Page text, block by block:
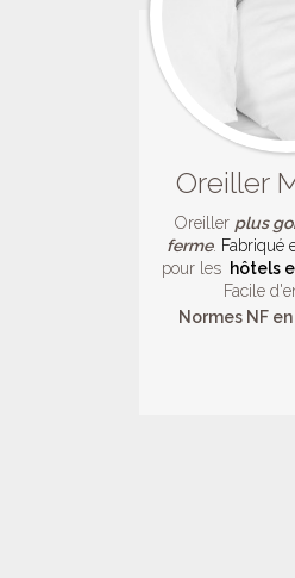
Oreiller
Oreiller plus
ferme. Fabriqué
pour les hôtels
Facile
Normes NF